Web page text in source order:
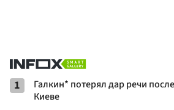
1
Галкин* потерял дар речи
Киеве